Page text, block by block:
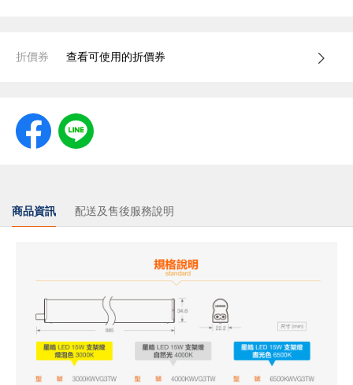
折價券 查看可使用的折價券
商品資訊 配送及售後服務說明